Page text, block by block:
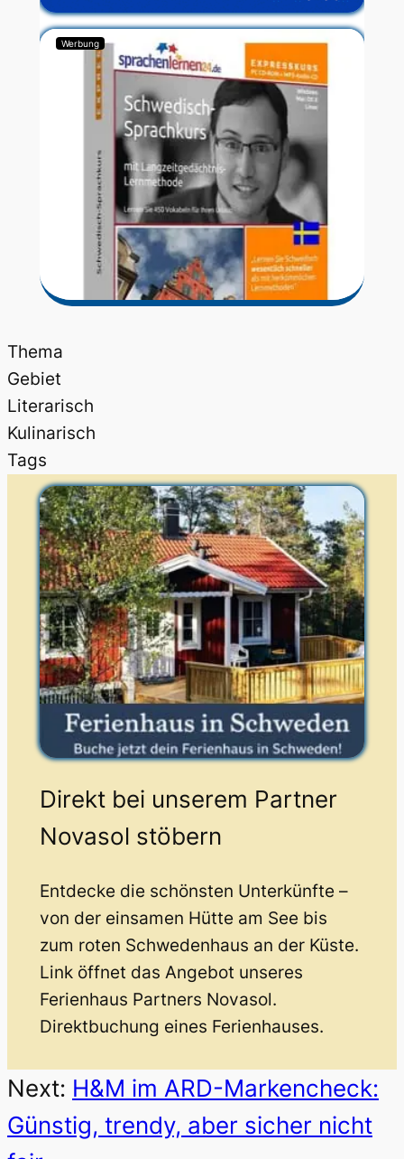
Werbung
Thema
Gebiet
Literarisch
Kulinarisch
Tags
Direkt bei unserem Partner
Novasol stöbern
Entdecke die schönsten Unterkünfte –
von der einsamen Hütte am See bis
zum roten Schwedenhaus an der Küste.
Link öffnet das Angebot unseres
Ferienhaus Partners Novasol.
Direktbuchung eines Ferienhauses.
Next: H&M im ARD-Markencheck:
Günstig, trendy, aber sicher nicht